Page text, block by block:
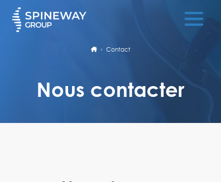
Contact
Nous contacter